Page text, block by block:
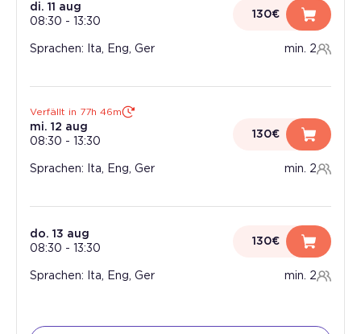
di. 11 aug
08:30 - 13:30
130€
Sprachen: Ita, Eng, Ger min. 2
Verfällt in 77h 46m
mi. 12 aug
08:30 - 13:30
130€
Sprachen: Ita, Eng, Ger min. 2
do. 13 aug
08:30 - 13:30
130€
Sprachen: Ita, Eng, Ger min. 2